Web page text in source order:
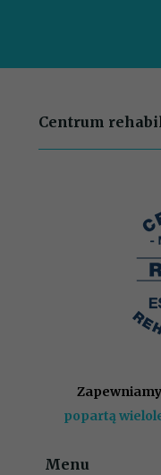
Centrum
popartą
Menu